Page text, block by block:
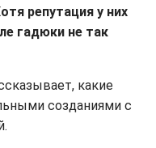
репутация у них
гадюки не так
какие
созданиями с